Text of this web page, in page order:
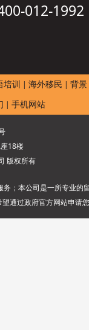
012-1992
培训 | 海外移民 | 背景
| 手机网站
18楼
版权所有
；本公司是一所专业
通过政府官方网站申请